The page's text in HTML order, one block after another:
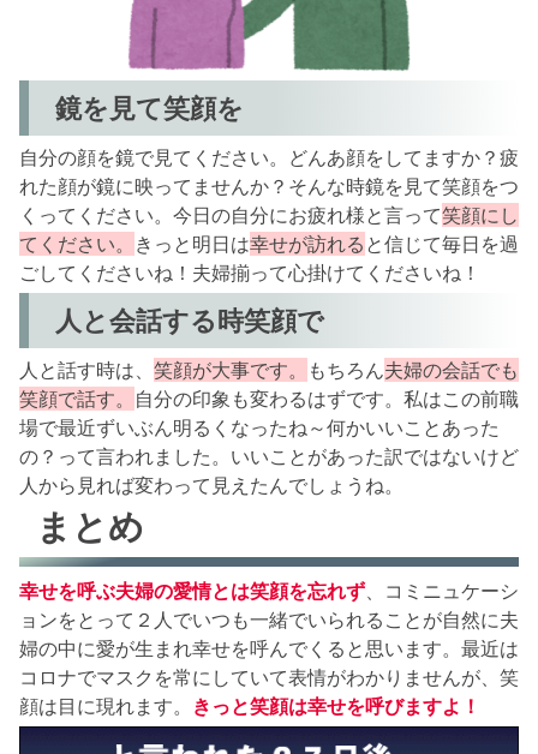
鏡を見て笑顔を
自分の顔を鏡で見てください。どんあ顔をしてますか？疲
れた顔が鏡に映ってませんか？そんな時鏡を見て笑顔をつ
くってください。今日の自分にお疲れ様と言って笑顔にし
てください。 きっと明日は幸せが訪れる と信じて毎日を過
ごしてくださいね！夫婦揃って心掛けてくださいね！
人と会話する時笑顔で
人と話す時は、 笑顔が大事です。 もちろん夫婦の会話でも
笑顔で話す。 自分の印象も変わるはずです。私はこの前職
場で最近ずいぶん明るくなったね～何かいいことあった
の？って言われました。いいことがあった訳ではないけど
人から見れば変わって見えたんでしょうね。
まとめ
幸せを呼ぶ夫婦の愛情とは笑顔を忘れず 、コミニュケーシ
ョンをとって２人でいつも一緒でいられることが自然に夫
婦の中に愛が生まれ幸せを呼んでくると思います。最近は
コロナでマスクを常にしていて表情がわかりませんが、笑
顔は目に現れます。 きっと笑顔は幸せを呼びますよ！